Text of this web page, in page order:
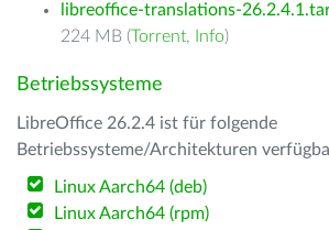
libreoffice-translations-
224 MB (Torrent, Info)
Betriebssysteme
LibreOffice 26.2.4 ist für folgende
Betriebssysteme/Architekturen
Linux Aarch64 (deb)
Linux Aarch64 (rpm)